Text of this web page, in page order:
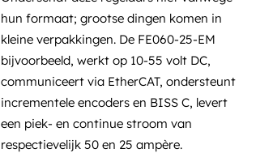
hun formaat; grootse dingen komen in
kleine verpakkingen. De FE060-25-EM
bijvoorbeeld, werkt op 10-55 volt DC,
communiceert via EtherCAT, ondersteunt
incrementele encoders en BISS C, levert
een piek- en continue stroom van
respectievelijk 50 en 25 ampère.